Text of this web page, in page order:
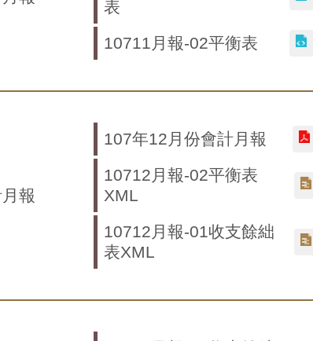
表
10711月報-02平衡表
報
107年12月份會計月報
10712月報-02平衡表
XML
10712月報-01收支餘絀
表XML